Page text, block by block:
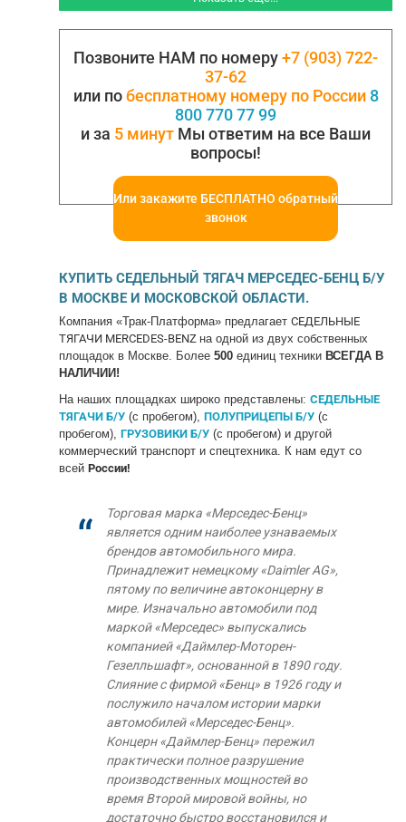
Полуавтомат (джостик). Страна-изготовитель
Позвоните НАМ по номеру+7 (903) 722-
37-62
или побесплатному номеру по России 8
800 770 77 99
и за 5 минут Мы ответим на все Ваши
вопросы!
Или закажите БЕСПЛАТНО обратный
звонок
КУПИТЬ СЕДЕЛЬНЫЙ ТЯГАЧ МЕРСЕДЕС-БЕНЦ Б/У
В МОСКВЕ И МОСКОВСКОЙ ОБЛАСТИ.
Компания «Трак-Платформа» предлагает СЕДЕЛЬНЫЕ
ТЯГАЧИ MERCEDES-BENZ на одной из двух собственных
площадок в Москве. Более 500 единиц техники ВСЕГДА В
НАЛИЧИИ!
На наших площадках широко представлены: СЕДЕЛЬНЫЕ
ТЯГАЧИ Б/У (с пробегом), ПОЛУПРИЦЕПЫ Б/У (с
пробегом), ГРУЗОВИКИ Б/У (с пробегом) и другой
коммерческий транспорт и спецтехника. К нам едут со
всей России!
Торговая марка «Мерседес-Бенц»
является одним наиболее узнаваемых
брендов автомобильного мира.
Принадлежит немецкому «Daimler AG»,
пятому по величине автоконцерну в
мире. Изначально автомобили под
маркой «Мерседес» выпускались
компанией «Даймлер-Моторен-
Гезелльшафт», основанной в 1890 году.
Слияние с фирмой «Бенц» в 1926 году и
послужило началом истории марки
автомобилей «Мерседес-Бенц».
Концерн «Даймлер-Бенц» пережил
практически полное разрушение
производственных мощностей во
время Второй мировой войны, но
достаточно быстро восстановился и